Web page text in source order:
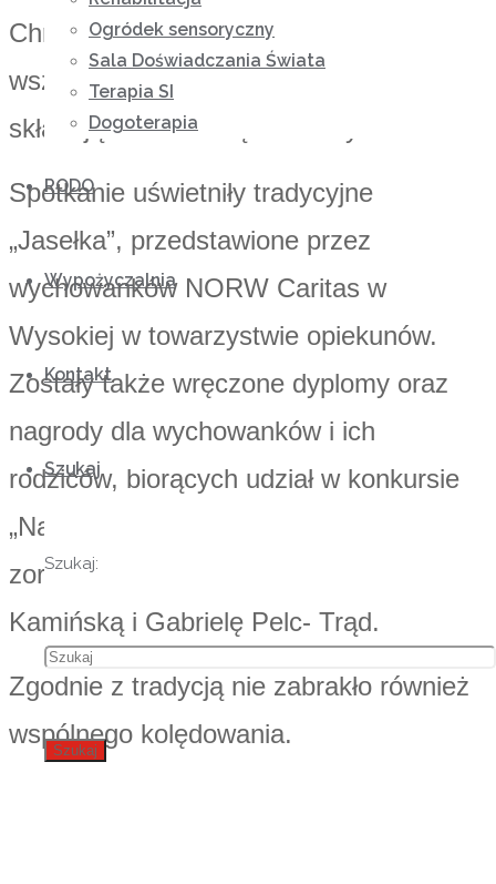
Ogródek sensoryczny
Sala Doświadczania Świata
Terapia SI
Dogoterapia
RODO
Wypożyczalnia
Kontakt
Szukaj
Szukaj:
Szukaj
Chrystusa, a po wspólnej modlitwie
wszyscy dzieliliśmy się opłatkiem,
składając sobie świąteczne życzenia.
Spotkanie uświetniły tradycyjne
„Jasełka”, przedstawione przez
wychowanków NORW Caritas w
Wysokiej w towarzystwie opiekunów.
Zostały także wręczone dyplomy oraz
nagrody dla wychowanków i ich
rodziców, biorących udział w konkursie
„Najpiękniejsza ozdoba choinkowa”,
zorganizowanym przez panie Małgorzatę
Kamińską i Gabrielę Pelc- Trąd.
Zgodnie z tradycją nie zabrakło również
wspólnego kolędowania.